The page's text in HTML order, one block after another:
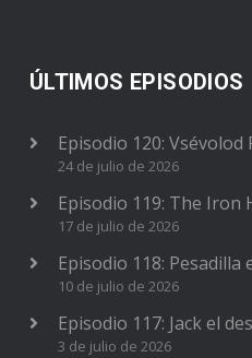
ÚLTIMOS EPISODIOS
Episodio 120: Vsévolod
24 de julio de 2026
Episodio 119: The Iron
17 de julio de 2026
Episodio 118: Pesadilla
10 de julio de 2026
Episodio 117: Jack el
3 de julio de 2026